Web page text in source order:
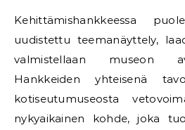
Kehittämishankkeessa
uudistettu teemanäyttely,
valmistellaan museon
Hankkeiden yhteisenä
kotiseutumuseosta
nykyaikainen kohde, joka